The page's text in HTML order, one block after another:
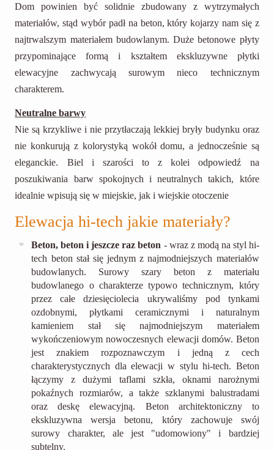
Dom powinien być solidnie zbudowany z wytrzymałych
materiałów, stąd wybór padł na beton, który kojarzy nam się z
najtrwalszym materiałem budowlanym. Duże betonowe płyty
przypominające formą i kształtem ekskluzywne płytki
elewacyjne zachwycają surowym nieco technicznym
charakterem.
Neutralne barwy
Nie są krzykliwe i nie przytłaczają lekkiej bryły budynku oraz
nie konkurują z kolorystyką wokół domu, a jednocześnie są
eleganckie. Biel i szarości to z kolei odpowiedź na
poszukiwania barw spokojnych i neutralnych takich, które
idealnie wpisują się w miejskie, jak i wiejskie otoczenie
Elewacja hi-tech jakie materiały?
Beton, beton i jeszcze raz beton - wraz z modą na styl hi-
tech beton stał się jednym z najmodniejszych materiałów
budowlanych. Surowy szary beton z materiału
budowlanego o charakterze typowo technicznym, który
przez całe dziesięciolecia ukrywaliśmy pod tynkami
ozdobnymi, płytkami ceramicznymi i naturalnym
kamieniem stał się najmodniejszym materiałem
wykończeniowym nowoczesnych elewacji domów. Beton
jest znakiem rozpoznawczym i jedną z cech
charakterystycznych dla elewacji w stylu hi-tech. Beton
łączymy z dużymi taflami szkła, oknami narożnymi
pokaźnych rozmiarów, a także szklanymi balustradami
oraz deskę elewacyjną. Beton architektoniczny to
ekskluzywna wersja betonu, który zachowuje swój
surowy charakter, ale jest "udomowiony" i bardziej
subtelny.